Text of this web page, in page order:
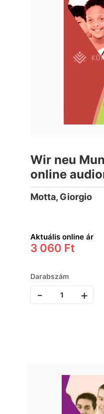
Wir neu
online
Motta, Giorgio
Aktuális online ár
3 060 Ft
Darabszám
- +